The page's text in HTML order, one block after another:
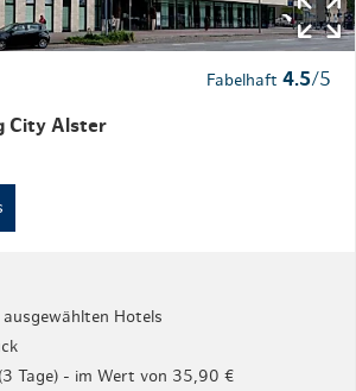
Fabelhaft4.5/5
City Alster
Hotels
Tage) - im Wert von 35,90 €